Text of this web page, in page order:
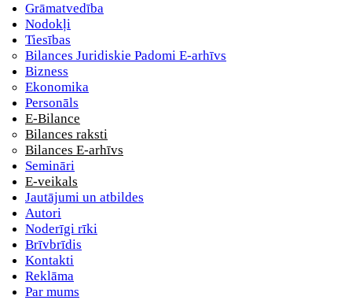
Grāmatvedība
Nodokļi
Tiesības
Bilances Juridiskie Padomi E-arhīvs
Bizness
Ekonomika
Personāls
E-Bilance
Bilances raksti
Bilances E-arhīvs
Semināri
E-veikals
Jautājumi un atbildes
Autori
Noderīgi rīki
Brīvbrīdis
Kontakti
Reklāma
Par mums